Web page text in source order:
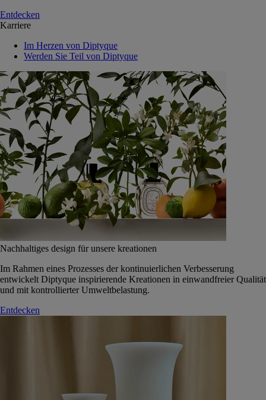
Entdecken
Karriere
Im Herzen von Diptyque
Werden Sie Teil von Diptyque
Nachhaltiges design für unsere kreationen
Im Rahmen eines Prozesses der kontinuierlichen Verbesserung
entwickelt Diptyque inspirierende Kreationen in einwandfreier Qualität
und mit kontrollierter Umweltbelastung.
Entdecken